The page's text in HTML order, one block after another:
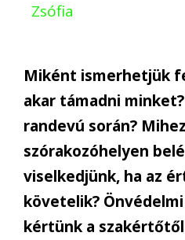
Zsófia
Miként ismerhetjük
akar támadni
randevú során?
szórakozóhelyen
viselkedjünk, ha az
követelik?
kértünk a